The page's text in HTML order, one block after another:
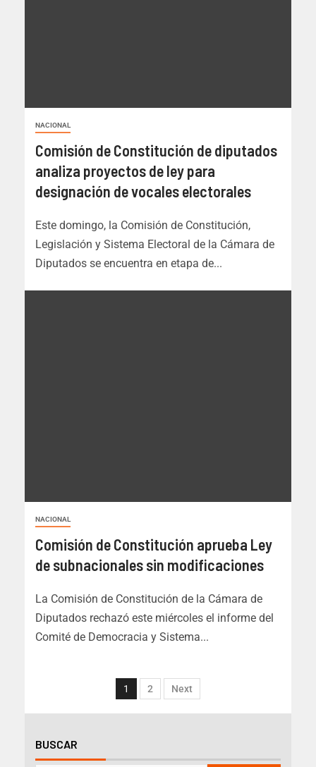
NACIONAL
Comisión de Constitución de diputados
analiza proyectos de ley para
designación de vocales electorales
Este domingo, la Comisión de Constitución,
Legislación y Sistema Electoral de la Cámara de
Diputados se encuentra en etapa de...
NACIONAL
Comisión de Constitución aprueba Ley
de subnacionales sin modificaciones
La Comisión de Constitución de la Cámara de
Diputados rechazó este miércoles el informe del
Comité de Democracia y Sistema...
1 2 Next
BUSCAR